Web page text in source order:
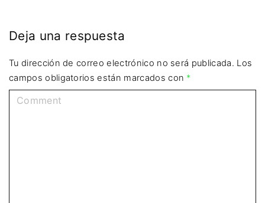
Deja una respuesta
Tu dirección de correo electrónico no será publicada. Los
campos obligatorios están marcados con *